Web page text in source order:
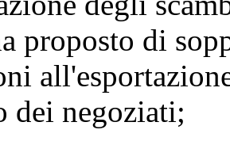
proposto di
dei negoziati;